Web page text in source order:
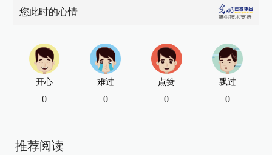
您此时的心情
开心
0
难过
0
点赞
0
飘过
0
推荐阅读